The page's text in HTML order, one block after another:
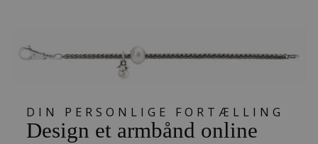
DIN PERSONLIGE FORTÆLLING
Design et armbånd online